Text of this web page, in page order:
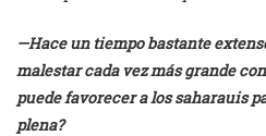
—Hace un tiempo bastante
malestar cada vez más grande
puede favorecer a los saharauis
plena?